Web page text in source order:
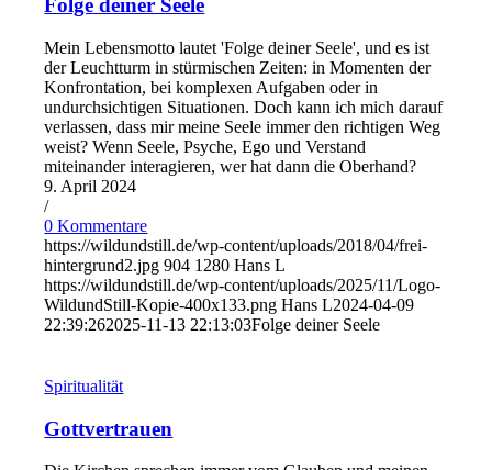
Folge deiner Seele
Mein Lebensmotto lautet 'Folge deiner Seele', und es ist
der Leuchtturm in stürmischen Zeiten: in Momenten der
Konfrontation, bei komplexen Aufgaben oder in
undurchsichtigen Situationen. Doch kann ich mich darauf
verlassen, dass mir meine Seele immer den richtigen Weg
weist? Wenn Seele, Psyche, Ego und Verstand
miteinander interagieren, wer hat dann die Oberhand?
9. April 2024
/
0 Kommentare
https://wildundstill.de/wp-content/uploads/2018/04/frei-
hintergrund2.jpg 904 1280 Hans L
https://wildundstill.de/wp-content/uploads/2025/11/Logo-
WildundStill-Kopie-400x133.png Hans L2024-04-09
22:39:262025-11-13 22:13:03Folge deiner Seele
Spiritualität
Gottvertrauen